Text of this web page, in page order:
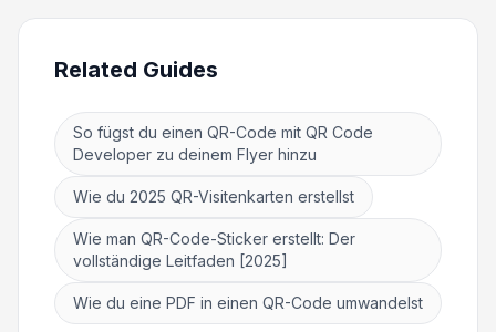
Related Guides
So fügst du einen QR-Code mit QR Code
Developer zu deinem Flyer hinzu
Wie du 2025 QR-Visitenkarten erstellst
Wie man QR-Code-Sticker erstellt: Der
vollständige Leitfaden [2025]
Wie du eine PDF in einen QR-Code umwandelst